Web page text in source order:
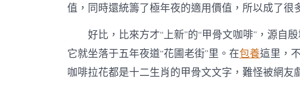
值，同時還統籌了極年夜的適用價值，所以成了很
好比，比來方才“上新”的“甲骨文咖啡”，源自
它就坐落于五年夜道“花圃老街”里。在包養這里，
咖啡拉花都是十二生肖的甲骨文文字，難怪被網友